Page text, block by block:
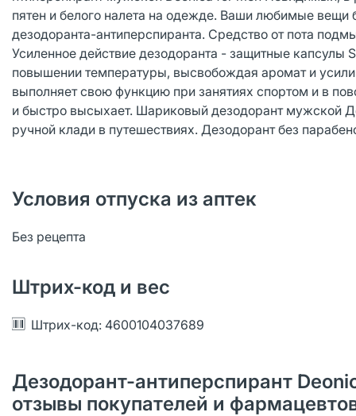
пятен и белого налета на одежде. Ваши любимые вещи
дезодоранта-антиперспиранта. Средство от пота
Усиленное действие дезодоранта - защитные капсулы
повышении температуры, высвобождая аромат и
выполняет свою функцию при занятиях спортом и в
и быстро высыхает. Шариковый дезодорант мужской
ручной клади в путешествиях. Дезодорант без
Условия отпуска из аптек
Без рецепта
Штрих-код и вес
Штрих-код: 4600104037689
Дезодорант-антиперспирант
отзывы покупателей и